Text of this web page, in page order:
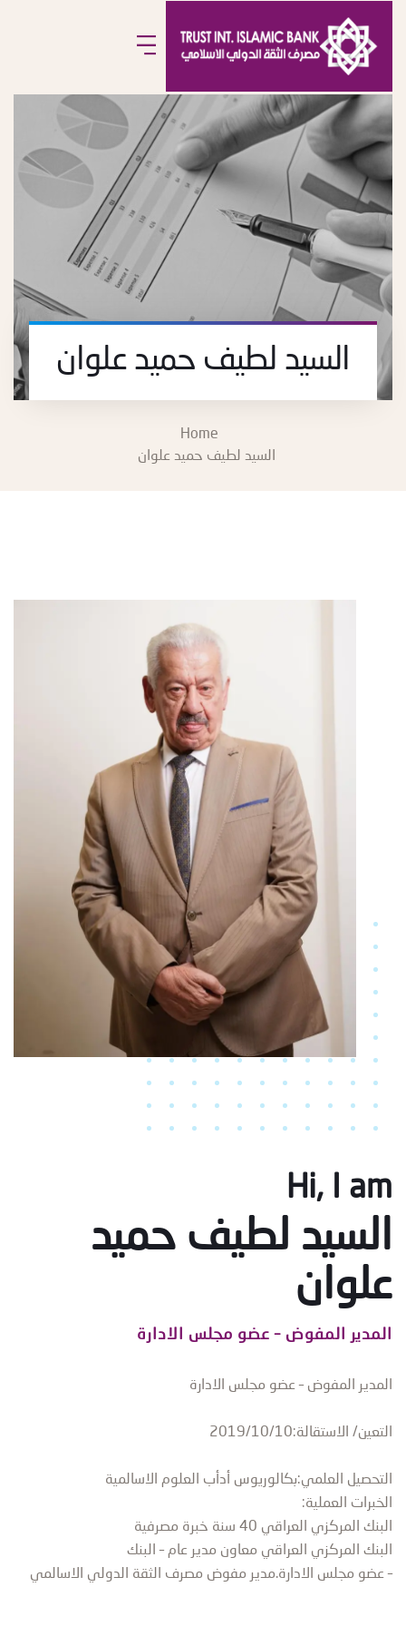
السيد لطيف حميد علوان
Home
السيد لطيف حميد علوان
Hi, I am
السيد لطيف حميد
علوان
المدير المفوض – عضو مجلس الادارة
المدير المفوض – عضو مجلس الادارة
التعين/ الاستقالة:2019/10/10
التحصيل العلمي:بكالوريوس أدأب العلوم الاسالمية
الخبرات العملية:
البنك المركزي العراقي 40 سنة خبرة مصرفية
البنك المركزي العراقي معاون مدير عام – البنك
– عضو مجلس الادارة.مدير مفوض مصرف الثقة الدولي الاسالمي